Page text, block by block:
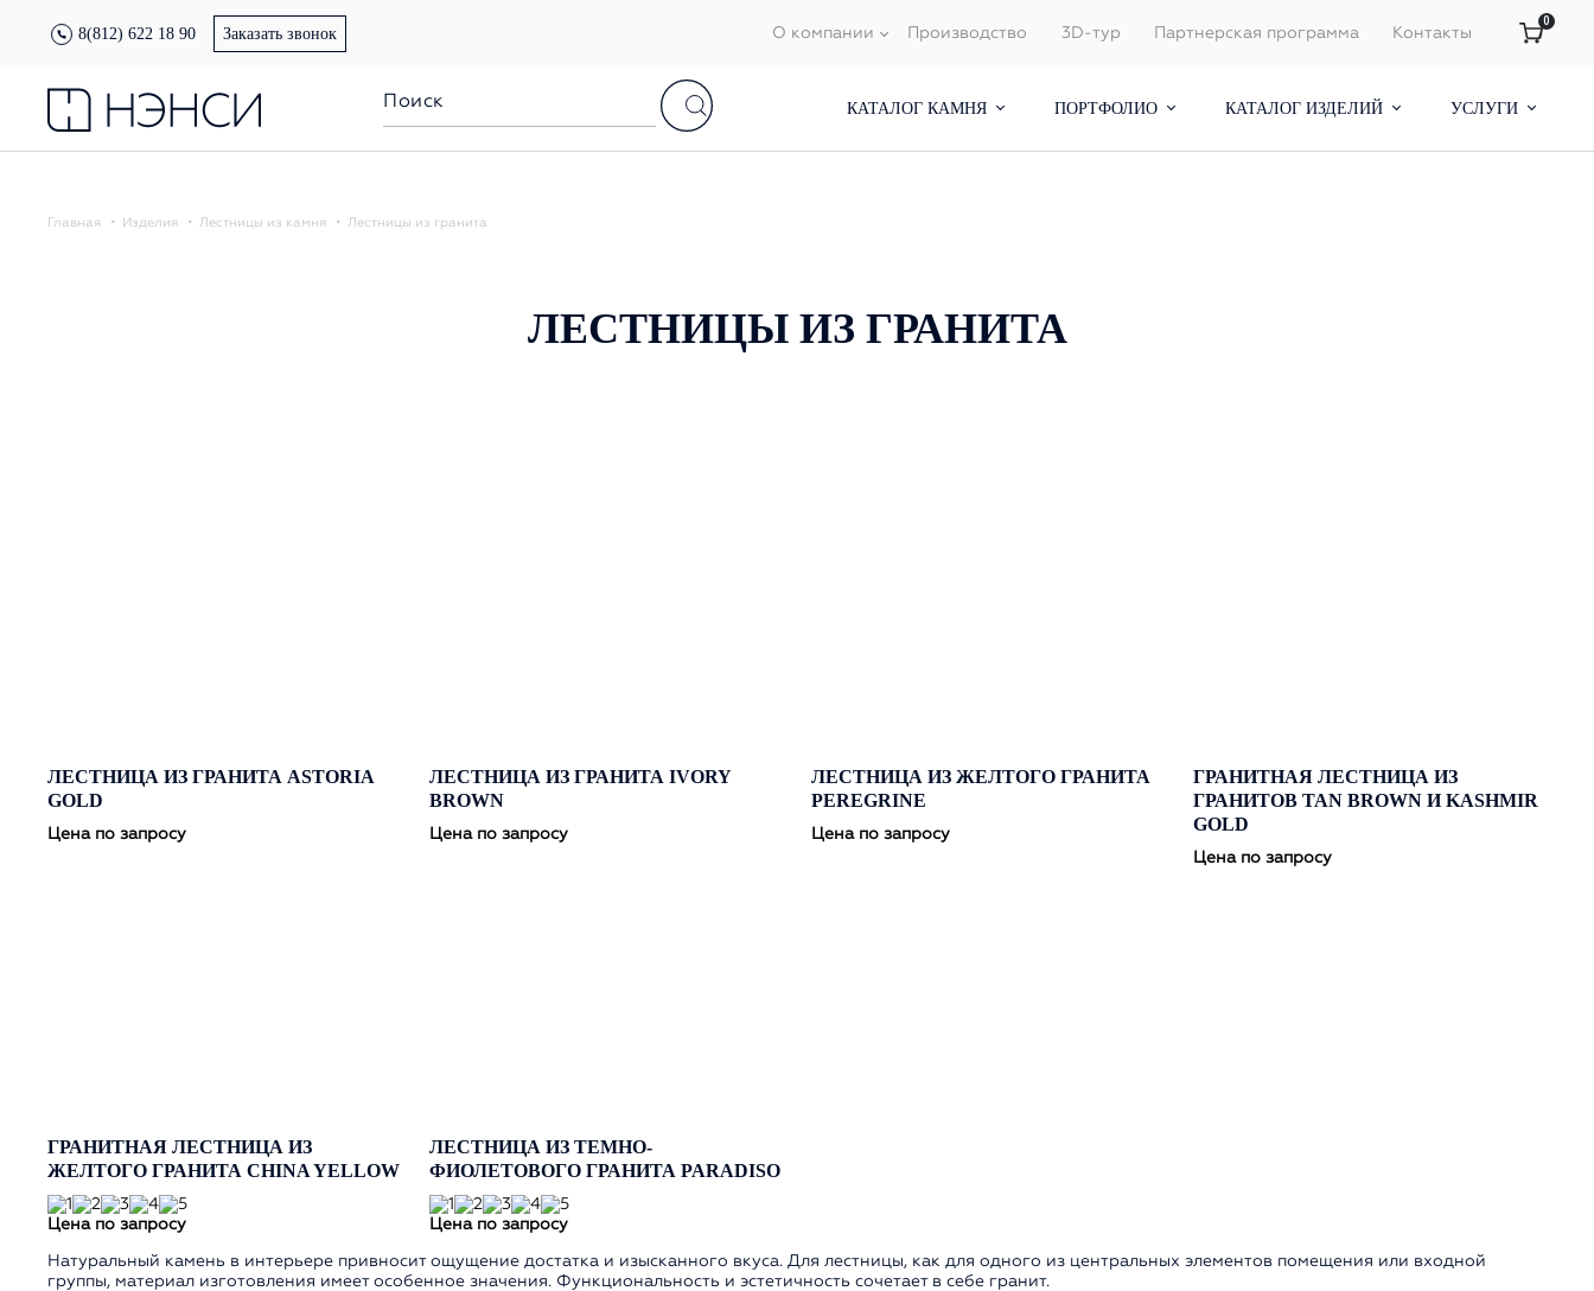
8(812) 622 18 90 Заказать звонок О компании Производство 3D-тур Партнерская программа Контакты
0
КАТАЛОГ КАМНЯ ПОРТФОЛИО КАТАЛОГ ИЗДЕЛИЙ УСЛУГИ
Главная Изделия Лестницы из камня Лестницы из гранита
ЛЕСТНИЦЫ ИЗ ГРАНИТА
ЛЕСТНИЦА ИЗ ГРАНИТА ASTORIA
GOLD
Цена по запросу
ЛЕСТНИЦА ИЗ ГРАНИТА IVORY
BROWN
Цена по запросу
ЛЕСТНИЦА ИЗ ЖЕЛТОГО ГРАНИТА
PEREGRINE
Цена по запросу
ГРАНИТНАЯ ЛЕСТНИЦА ИЗ
ГРАНИТОВ TAN BROWN И KASHMIR
GOLD
Цена по запросу
ГРАНИТНАЯ ЛЕСТНИЦА ИЗ
ЖЕЛТОГО ГРАНИТА CHINA YELLOW
Цена по запросу
ЛЕСТНИЦА ИЗ ТЕМНО-
ФИОЛЕТОВОГО ГРАНИТА PARADISO
Цена по запросу
Натуральный камень в интерьере привносит ощущение достатка и изысканного вкуса. Для лестницы, как для одного из центральных элементов помещения или входной
группы, материал изготовления имеет особенное значения. Функциональность и эстетичность сочетает в себе гранит.